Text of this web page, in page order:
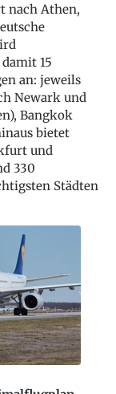
nach Athen,
15
an: jeweils
Newark und
Bangkok
bietet
und
330
Städten